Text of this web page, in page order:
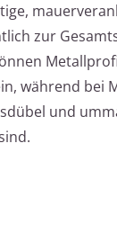
zur
während bei
und